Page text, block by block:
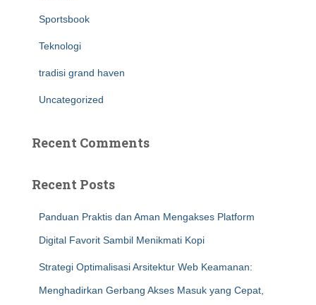
Sportsbook
Teknologi
tradisi grand haven
Uncategorized
Recent Comments
Recent Posts
Panduan Praktis dan Aman Mengakses Platform
Digital Favorit Sambil Menikmati Kopi
Strategi Optimalisasi Arsitektur Web Keamanan:
Menghadirkan Gerbang Akses Masuk yang Cepat,